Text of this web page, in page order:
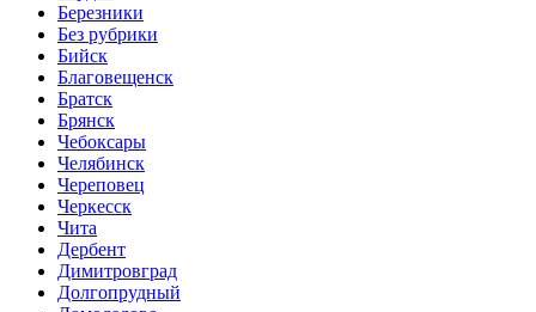
Березники
Без рубрики
Бийск
Благовещенск
Братск
Брянск
Чебоксары
Челябинск
Череповец
Черкесск
Чита
Дербент
Димитровград
Долгопрудный